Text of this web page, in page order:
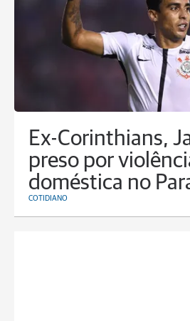
Ex-Corinthians,
preso por
doméstica no
COTIDIANO